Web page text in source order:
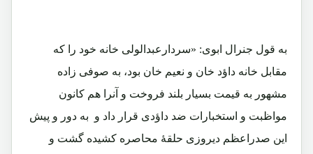
به قول جنرال ابوی: «سردارعبدالولی خانه خود را که
مقابل خانه داؤد خان و نعیم خان بود، به صوفی زاده
مشهور به قیمت بسیار بلند فروخت و آنرا هم کانون
مواظبت و استخبارات ضد داؤدی قرار داد و به دور و پیش
این صدراعظم دیروزی حلقۀ محاصره کشیده گشت و